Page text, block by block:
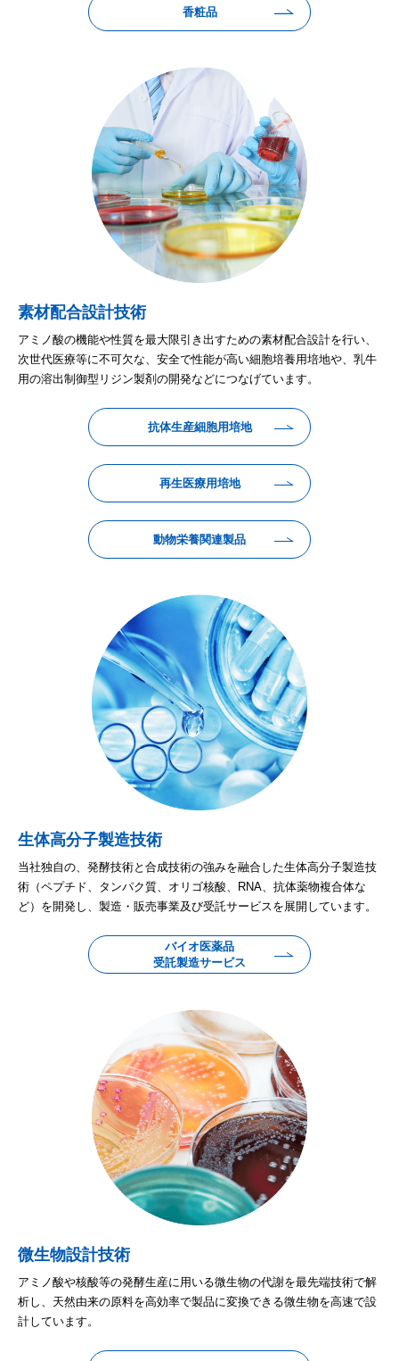
香粧品
素材配合設計技術
アミノ酸の機能や性質を最大限引き出すための素材配合設計を行い、
次世代医療等に不可欠な、安全で性能が高い細胞培養用培地や、乳牛
用の溶出制御型リジン製剤の開発などにつなげています。
抗体生産細胞用培地
再生医療用培地
動物栄養関連製品
生体高分子製造技術
当社独自の、発酵技術と合成技術の強みを融合した生体高分子製造技
術（ペプチド、タンパク質、オリゴ核酸、RNA、抗体薬物複合体な
ど）を開発し、製造・販売事業及び受託サービスを展開しています。
バイオ医薬品
受託製造サービス
微生物設計技術
アミノ酸や核酸等の発酵生産に用いる微生物の代謝を最先端技術で解
析し、天然由来の原料を高効率で製品に変換できる微生物を高速で設
計しています。